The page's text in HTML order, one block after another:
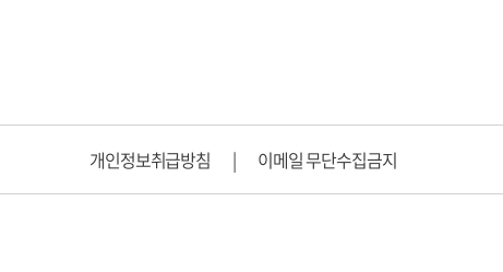
개인정보취급방침 | 이메일 무단수집금지